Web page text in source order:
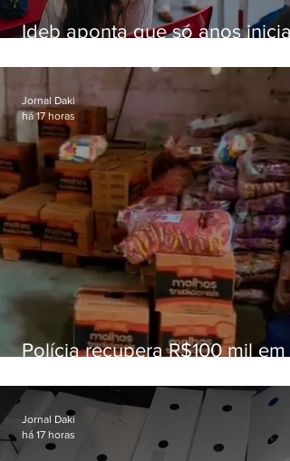
Ideb aponta que só anos
educação
Polícia recupera R$100 mil em
Fluminense
Jornal Daki
há 17 horas
Jornal Daki
há 17 horas